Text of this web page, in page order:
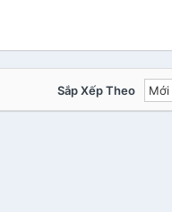
Sắp Xếp Theo